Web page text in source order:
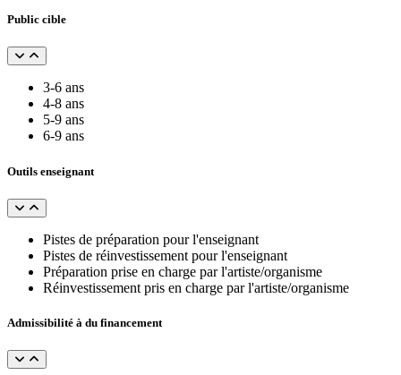
Public cible
3-6 ans
4-8 ans
5-9 ans
6-9 ans
Outils enseignant
Pistes de préparation pour l'enseignant
Pistes de réinvestissement pour l'enseignant
Préparation prise en charge par l'artiste/organisme
Réinvestissement pris en charge par l'artiste/organisme
Admissibilité à du financement